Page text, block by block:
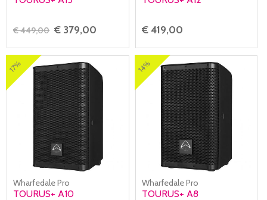
€ 449,00 € 379,00 € 419,00
17%
Wharfedale Pro
TOURUS+ A10
14%
Wharfedale Pro
TOURUS+ A8